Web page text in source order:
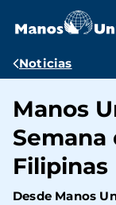
contenido
Ruta
Noticias
Manos
Semana
Filipinas
Desde Manos